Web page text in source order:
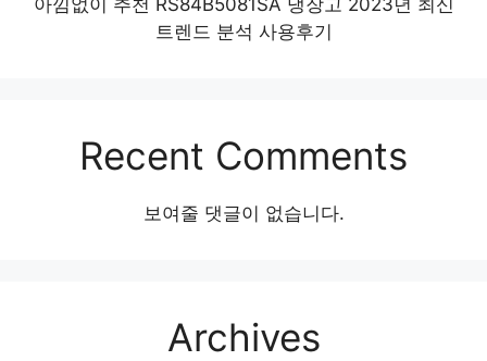
트렌드 분석 사용후기
Recent Comments
보여줄 댓글이 없습니다.
Archives